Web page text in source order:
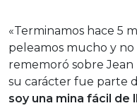
«Terminamos hace 5
peleamos mucho y
rememoró sobre
su carácter fue parte
soy una mina fácil de